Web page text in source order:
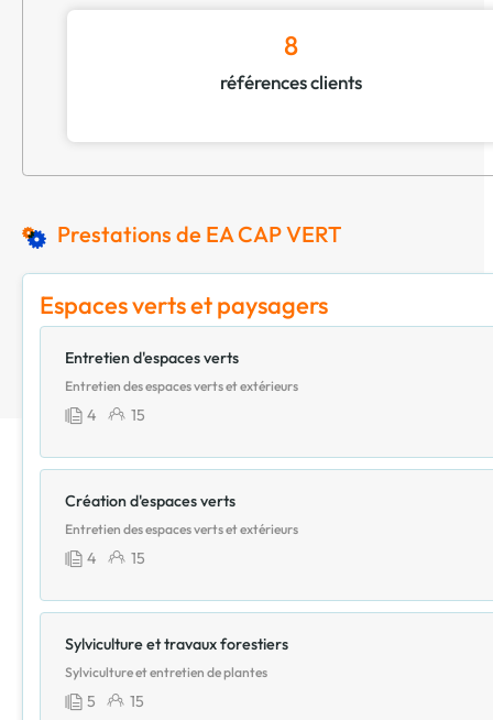
8
références clients
Prestations de EA CAP VERT
Espaces verts et paysagers
Entretien d'espaces verts
Entretien des espaces verts et extérieurs
4 15
Création d'espaces verts
Entretien des espaces verts et extérieurs
4 15
Sylviculture et travaux forestiers
Sylviculture et entretien de plantes
5 15